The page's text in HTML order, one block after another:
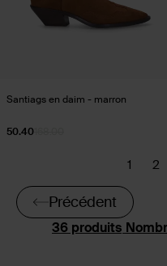
Santiags en daim - marron
50.40
Précédent
1 2